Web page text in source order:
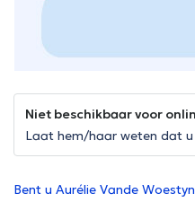
Niet beschikbaar voor
Laat hem/haar weten dat
Bent u Aurélie Vande